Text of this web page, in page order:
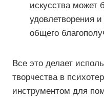
искусства может
удовлетворения
общего
Все это делает
творчества в
инструментом для